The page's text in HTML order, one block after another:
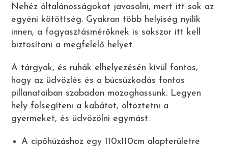
Nehéz általánosságokat javasolni, mert itt sok az
egyéni kötöttség. Gyakran több helyiség nyílik
innen, a fogyasztásmérőknek is sokszor itt kell
biztosítani a megfelelő helyet.
A tárgyak, és ruhák elhelyezésén kívül fontos,
hogy az üdvözlés és a búcsúzkodás fontos
pillanataiban szabadon mozoghassunk. Legyen
hely fölsegíteni a kabátot, öltöztetni a
gyermeket, és üdvözölni egymást.
A cipőhúzáshoz egy 110x110cm alapterületre